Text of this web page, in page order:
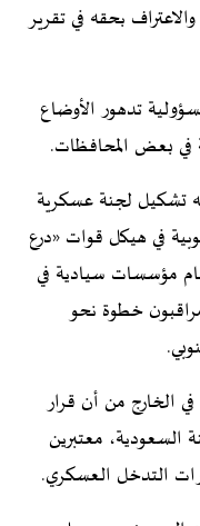
بحقه في تقرير
تدهور الأوضاع
في بعض المحافظات.
تشكيل لجنة عسكرية
في هيكل قوات «درع
مؤسسات سيادية في
خطوة نحو
الخارج من أن قرار
السعودية، معتبرين
التدخل العسكري.